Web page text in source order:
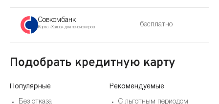
Совкомбанк
Карта «Халва» для пенсионеров бесплатно
Подобрать кредитную карту
Популярные
Без отказа
Рекомендуемые
С льготным периодом